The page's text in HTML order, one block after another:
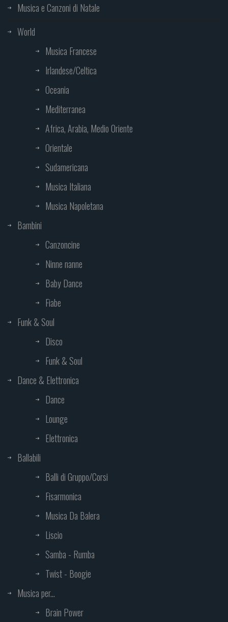
Musica e Canzoni di Natale
World
Musica Francese
Irlandese/Celtica
Oceania
Mediterranea
Africa, Arabia, Medio Oriente
Orientale
Sudamericana
Musica Italiana
Musica Napoletana
Bambini
Canzoncine
Ninne nanne
Baby Dance
Fiabe
Funk & Soul
Disco
Funk & Soul
Dance & Elettronica
Dance
Lounge
Elettronica
Ballabili
Balli di Gruppo/Corsi
Fisarmonica
Musica Da Balera
Liscio
Samba - Rumba
Twist - Boogie
Musica per...
Brain Power